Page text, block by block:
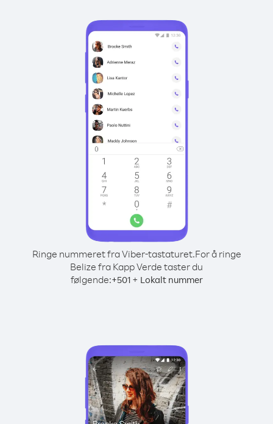
Ringe nummeret fra Viber-tastaturet.For å ringe
Belize fra Kapp Verde taster du
følgende:+501+ Lokalt nummer